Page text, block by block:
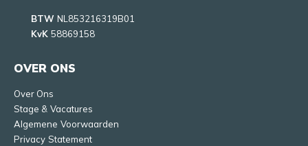
BTW NL853216319B01
KvK 58869158
OVER ONS
Over Ons
Stage & Vacatures
Algemene Voorwaarden
Privacy Statement